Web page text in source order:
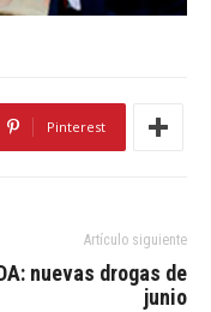
Pinterest
Artículo siguiente
nuevas drogas de
junio